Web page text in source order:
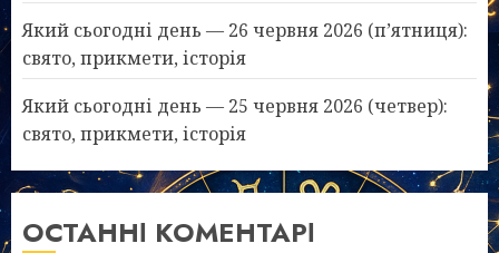
Який сьогодні день — 26 червня 2026 (п’ятниця):
свято, прикмети, історія
Який сьогодні день — 25 червня 2026 (четвер):
свято, прикмети, історія
ОСТАННІ КОМЕНТАРІ